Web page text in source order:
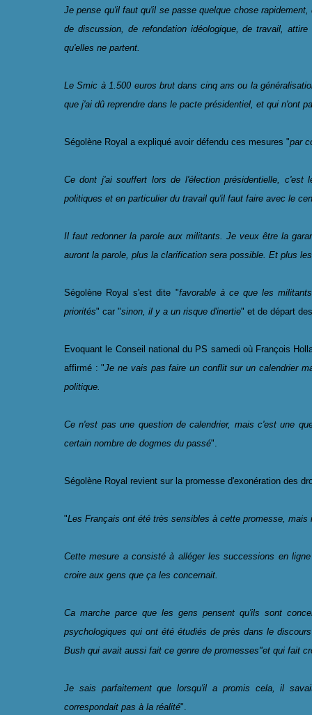
Je pense qu'il faut qu'il se passe quelque chose
de discussion, de refondation idéologique, de travail,
qu'elles ne partent.
Le Smic à 1.500 euros brut dans cinq ans ou la
que j'ai dû reprendre dans le pacte présidentiel, et qui n'ont
Ségolène Royal a expliqué avoir défendu ces mesures "par
Ce dont j'ai souffert lors de l'élection présidentielle,
politiques et en particulier du travail qu'il faut faire avec le
Il faut redonner la parole aux militants. Je veux être la
auront la parole, plus la clarification sera possible. Et plus
Ségolène Royal s'est dite "favorable à ce que les
priorités" car "sinon, il y a un risque d'inertie" et de départ
Evoquant le Conseil national du PS samedi où François
affirmé : "Je ne vais pas faire un conflit sur un calendrier
politique.
Ce n'est pas une question de calendrier, mais c'est une
certain nombre de dogmes du passé".
Ségolène Royal revient sur la promesse d'exonération des
"Les Français ont été très sensibles à cette promesse,
Cette mesure a consisté à alléger les successions en
croire aux gens que ça les concernait.
Ca marche parce que les gens pensent qu'ils sont
psychologiques qui ont été étudiés de près dans le
Bush qui avait aussi fait ce genre de promesses"et qui fait
Je sais parfaitement que lorsqu'il a promis cela, il
correspondait pas à la réalité".